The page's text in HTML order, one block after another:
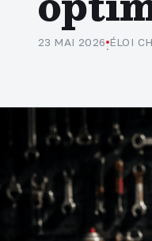
23 MAI 2026
·
ÉLOI